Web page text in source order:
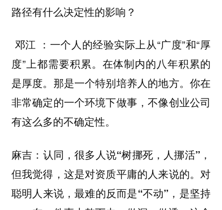
路径有什么决定性的影响？
邓江 ：一个人的经验实际上从“广度”和“厚
度”上都需要积累。在体制内的八年积累的
是厚度。那是一个特别培养人的地方。你在
非常确定的一个环境下做事，不像创业公司
有这么多的不确定性。
麻吉：认同，很多人说“树挪死，人挪活”，
但我觉得，这是对资质平庸的人来说的。对
聪明人来说，最难的反而是“不动”，是坚持